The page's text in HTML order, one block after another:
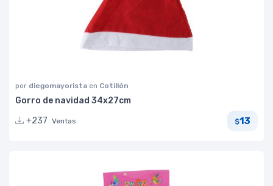
por diegomayorista en Cotillón
Gorro de navidad 34x27cm
+237 Ventas $13